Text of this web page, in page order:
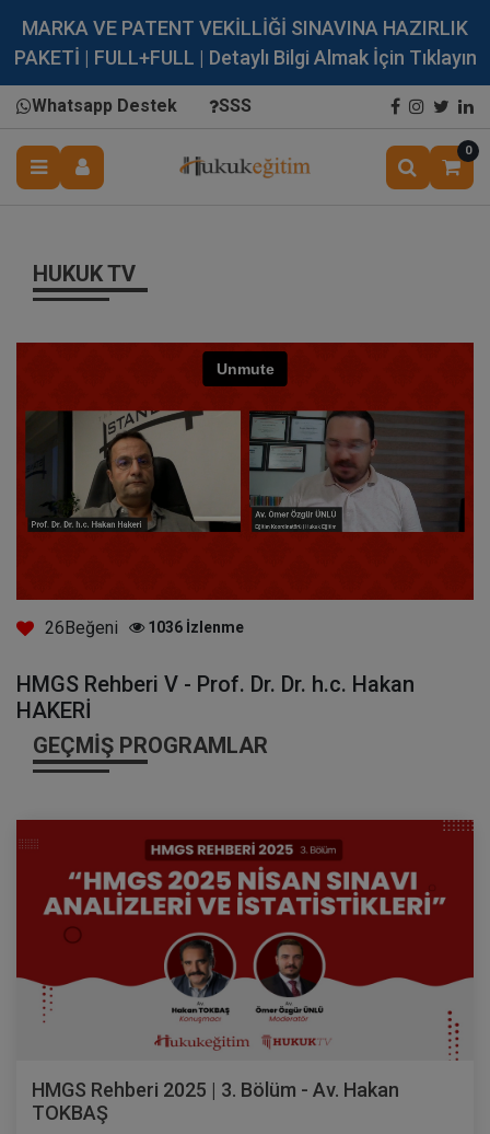
MARKA VE PATENT VEKİLLİĞİ SINAVINA HAZIRLIK
PAKETİ | FULL+FULL | Detaylı Bilgi Almak İçin Tıklayın
Whatsapp Destek SSS
0
HUKUK TV
26Beğeni 1036 İzlenme
HMGS Rehberi V - Prof. Dr. Dr. h.c. Hakan
HAKERİ
GEÇMIŞ PROGRAMLAR
HMGS Rehberi 2025 | 3. Bölüm - Av. Hakan
TOKBAŞ